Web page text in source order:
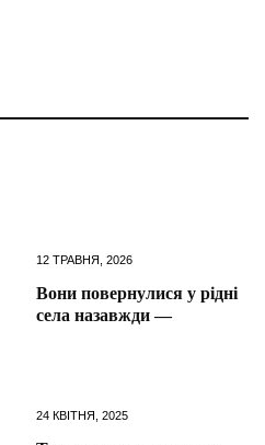
12 ТРАВНЯ, 2026
Вони повернулися у рідні
села назавжди —
24 КВІТНЯ, 2025